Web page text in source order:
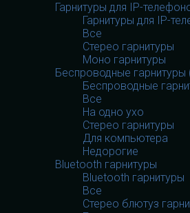
Гарнитуры для IP-
Гарнитуры для IP-
Все
Стерео гарнитуры
Моно гарнитуры
Беспроводные гарнитуры
Беспроводные
Все
На одно ухо
Стерео гарнитуры
Для компьютера
Недорогие
Bluetooth гарнитуры
Bluetooth гарнитуры
Все
Стерео блютуз